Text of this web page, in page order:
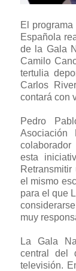
El
Española
de la Gala
Camilo
tertulia
Carlos
contará con
Pedro
esta
el mismo
para el que
muy
La Gala
central del
televisión.